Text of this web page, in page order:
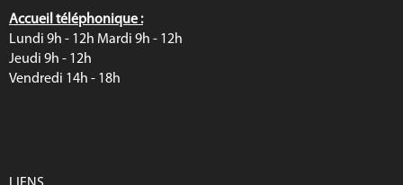
Accueil téléphonique :
Lundi 9h - 12h Mardi 9h - 12h
Jeudi 9h - 12h
Vendredi 14h - 18h